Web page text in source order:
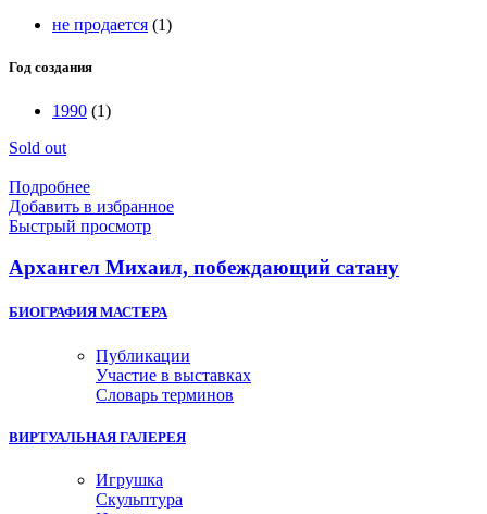
не продается (1)
Год создания
1990 (1)
Sold out
Подробнее
Добавить в избранное
Быстрый просмотр
Архангел Михаил, побеждающий сатану
БИОГРАФИЯ МАСТЕРА
Публикации
Участие в выставках
Словарь терминов
ВИРТУАЛЬНАЯ ГАЛЕРЕЯ
Игрушка
Скульптура